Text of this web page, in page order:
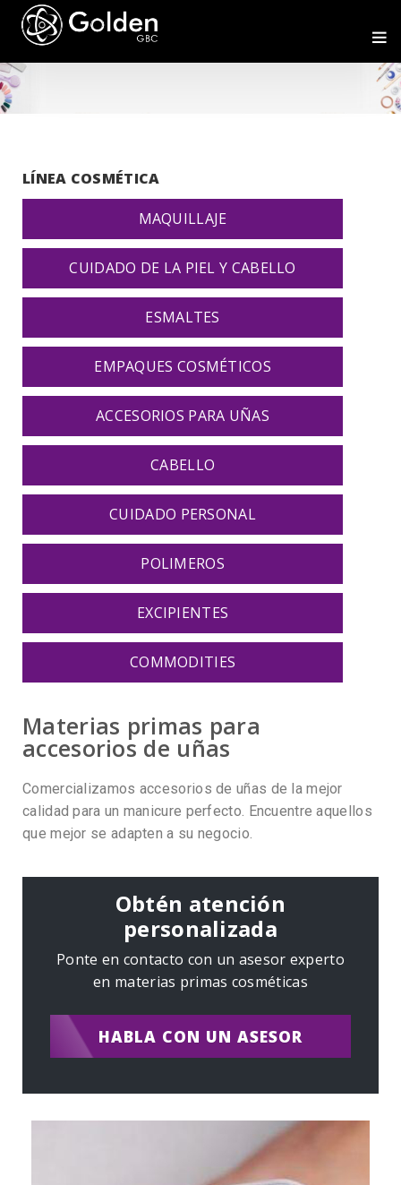
LÍNEA COSMÉTICA
MAQUILLAJE
CUIDADO DE LA PIEL Y CABELLO
ESMALTES
EMPAQUES COSMÉTICOS
ACCESORIOS PARA UÑAS
CABELLO
CUIDADO PERSONAL
POLIMEROS
EXCIPIENTES
COMMODITIES
Materias primas para
accesorios de uñas
Comercializamos accesorios de uñas de la mejor
calidad para un manicure perfecto. Encuentre aquellos
que mejor se adapten a su negocio.
Obtén atención
personalizada
Ponte en contacto con un asesor experto
en materias primas cosméticas
HABLA CON UN ASESOR